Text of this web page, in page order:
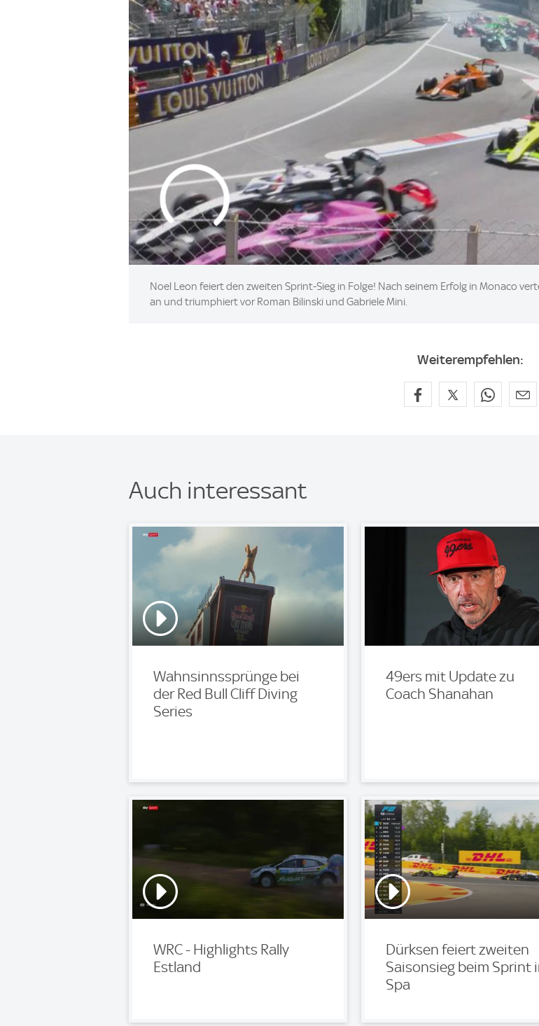
Noel Leon feiert den zweiten Sprint-Sieg in Folge! Nach seinem Erfolg in Monaco
an und triumphiert vor Roman Bilinski und Gabriele Mini.
Weiterempfehlen:
Auch interessant
Wahnsinnssprünge bei
der Red Bull Cliff Diving
Series
49ers mit Update zu
Coach Shanahan
WRC - Highlights Rally
Estland
Dürksen feiert zweiten
Saisonsieg beim Sprint
Spa